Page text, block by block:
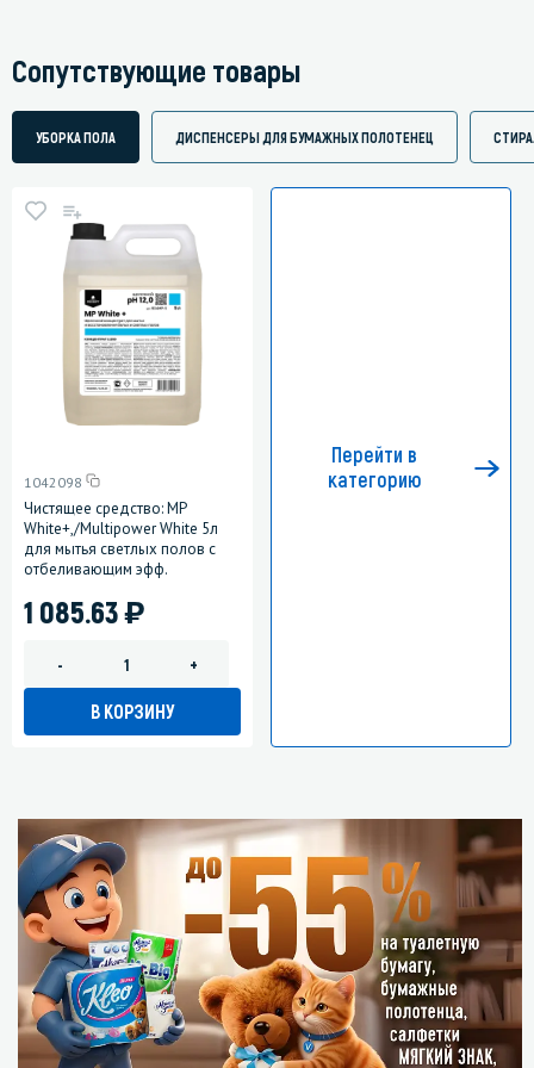
Сопутствующие товары
УБОРКА ПОЛА ДИСПЕНСЕРЫ ДЛЯ БУМАЖНЫХ ПОЛОТЕНЕЦ
1042098
Чистящее средство: MP
White+,/Multipower White 5л
для мытья светлых полов с
отбеливающим эфф.
1 085.63)
- +
В КОРЗИНУ
Перейти в
категорию